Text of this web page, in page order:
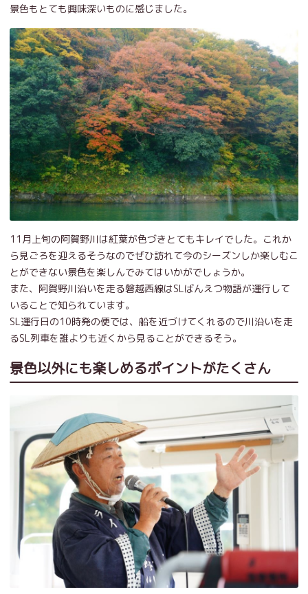
景色もとても興味深いものに感じました。
11月上旬の阿賀野川は紅葉が色づきとてもキレイでした。これか
ら見ごろを迎えるそうなのでぜひ訪れて今のシーズンしか楽しむこ
とができない景色を楽しんでみてはいかがでしょうか。
また、阿賀野川沿いを走る磐越西線はSLばんえつ物語が運行して
いることで知られています。
SL運行日の10時発の便では、船を近づけてくれるので川沿いを走
るSL列車を誰よりも近くから見ることができるそう。
景色以外にも楽しめるポイントがたくさん